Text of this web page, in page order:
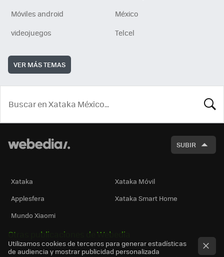
Móviles android
México
videojuegos
Telcel
VER MÁS TEMAS
SUBIR
Xataka
Xataka Móvil
Applesfera
Xataka Smart Home
Mundo Xiaomi
Otras publicaciones de Webedia
Utilizamos cookies de terceros para generar estadísticas
de audiencia y mostrar publicidad personalizada